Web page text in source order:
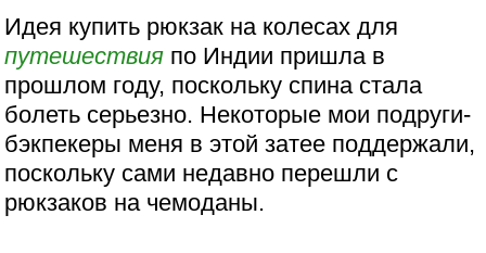
Идея купить рюкзак на колесах для
путешествия по Индии пришла в
прошлом году, поскольку спина стала
болеть серьезно. Некоторые мои подруги-
бэкпекеры меня в этой затее поддержали,
поскольку сами недавно перешли с
рюкзаков на чемоданы.